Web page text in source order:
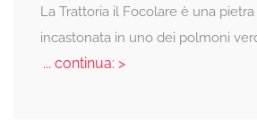
La Trattoria il Focolare è una
incastonata in uno dei polmoni
... continua: >